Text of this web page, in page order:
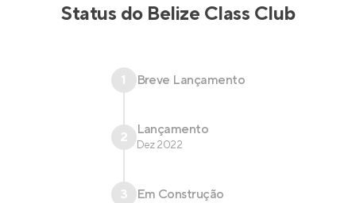
Status do Belize Class Club
1 Breve Lançamento
2 Lançamento
Dez 2022
3 Em Construção